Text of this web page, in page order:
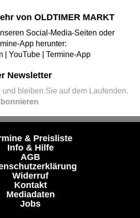
von OLDTIMER MARKT
Social-Media-Seiten oder
App herunter:
YouTube Termine-App
Newsletter
bleiben Sie auf dem Laufenden.
& Preisliste
Info & Hilfe
AGB
Widerruf
Kontakt
Mediadaten
Jobs